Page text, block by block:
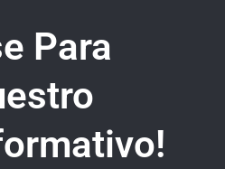
Para